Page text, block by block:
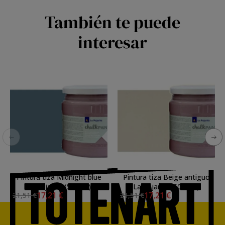
También te puede
interesar
Pintura tiza Midnight blue
La Pajarita (500ml.)
21,51 €17,21 €
Pintura tiza Beige antiguo
La Pajarita (500 ml.)
21,51 €17,21 €